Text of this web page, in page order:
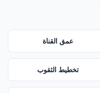
عمق القناة
تخطيط الثقوب